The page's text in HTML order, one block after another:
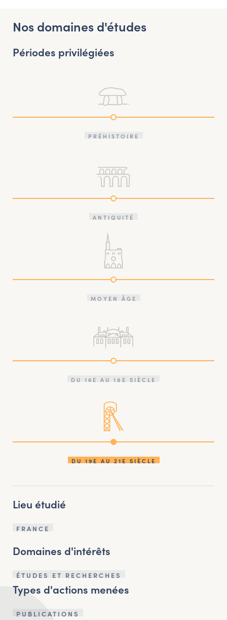
Nos domaines d'études
Périodes privilégiées
PRÉHISTOIRE
ANTIQUITÉ
MOYEN ÂGE
DU 16E AU 18E SIÈCLE
DU 19E AU 21E SIÈCLE
Lieu étudié
FRANCE
Domaines d'intérêts
ÉTUDES ET RECHERCHES
Types d'actions menées
PUBLICATIONS